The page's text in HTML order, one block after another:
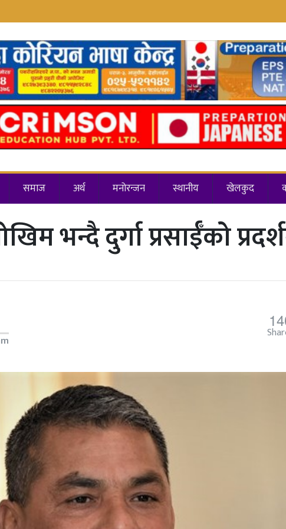
समाज अर्थ मनोरन्जन स्थानीय खेलकुद
भन्दै दुर्गा प्रसाईँको